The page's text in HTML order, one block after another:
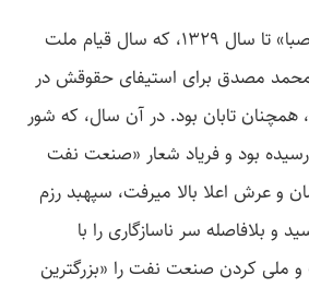
ستارۀ بخت پاینده و «صبا» تا سال 1329، که سال قیام ملت
مصدق برای استیفای حقوقش در
تابان بود. در آن سال، که شور
بود و فریاد شعار «صنعت نفت
و عرش اعلا بالا می­رفت، سپهبد رزم
و بلافاصله سر ناسازگاری را با
ملی کردن صنعت نفت را «بزرگ­ترین